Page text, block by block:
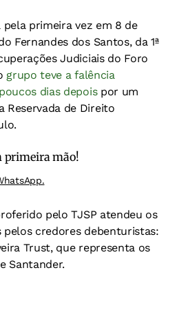
primeira vez em 8 de
Fernandes dos Santos, da 1ª
Judiciais do Foro
grupo teve a falência
dias depoispor um
Reservada de Direito
primeira mão!
pelo TJSP atendeu os
pelos credores debenturistas:
Trust, que representa os
Santander.